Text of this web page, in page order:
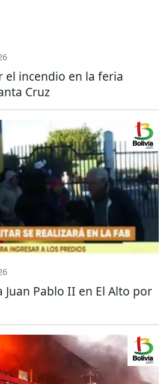
el incendio en la feria
Cruz
Juan Pablo II en El Alto por